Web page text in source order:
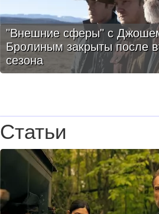
"Внешние сферы" с
Бролиным закрыты после
сезона
Статьи